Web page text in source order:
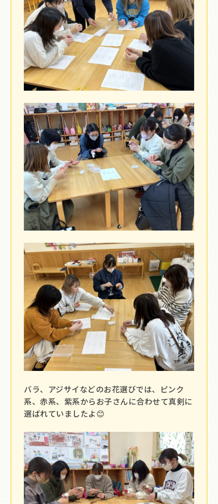
バラ、アジサイなどのお花選びでは、ピンク
系、赤系、紫系からお子さんに合わせて真剣に
選ばれていましたよ😊